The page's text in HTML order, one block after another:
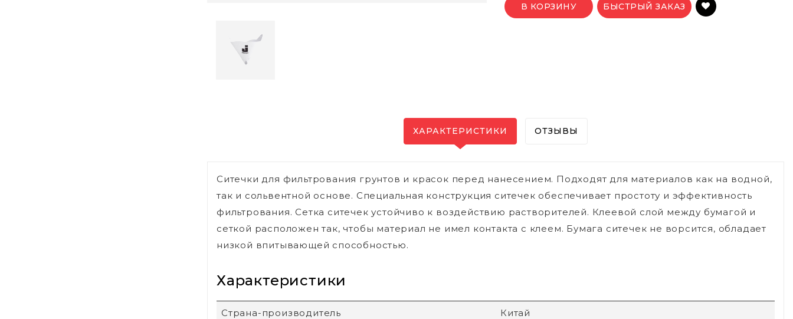
В КОРЗИНУ БЫСТРЫЙ ЗАКАЗ
ХАРАКТЕРИСТИКИ ОТЗЫВЫ
Ситечки для фильтрования грунтов и красок перед нанесением. Подходят для материалов как на водной,
так и сольвентной основе. Специальная конструкция ситечек обеспечивает простоту и эффективность
фильтрования. Сетка ситечек устойчиво к воздействию растворителей. Клеевой слой между бумагой и
сеткой расположен так, чтобы материал не имел контакта с клеем. Бумага ситечек не ворсится, обладает
низкой впитывающей способностью.
Характеристики
Страна-производитель Китай